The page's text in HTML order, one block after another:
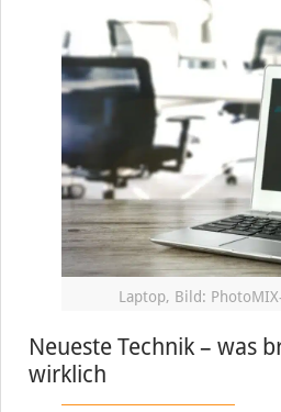
Laptop, Bild:
Neueste Technik – was
wirklich